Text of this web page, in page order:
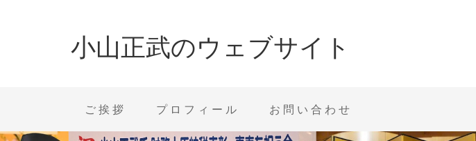
小山正武のウェブサイト
ご挨拶 プロフィール お問い合わせ